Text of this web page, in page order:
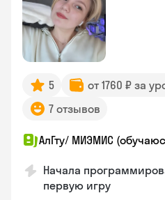
5 от 1760 ₽ за
7 отзывов
АлГту/ МИЭМИС
Начала
первую игру